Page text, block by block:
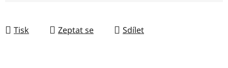
Tisk Zeptat se Sdílet